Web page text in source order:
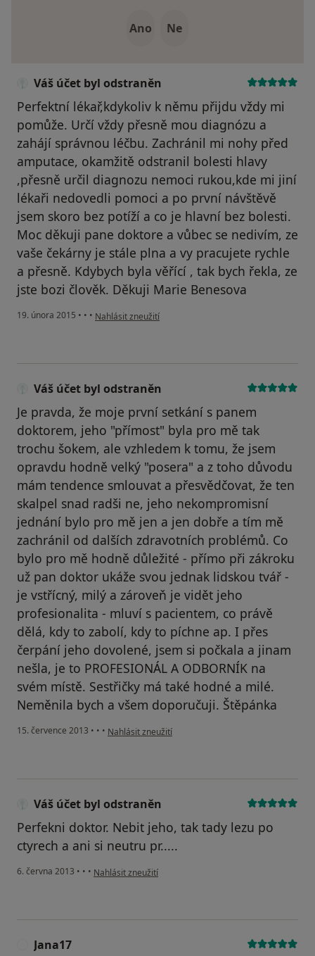
Ano Ne
Váš účet byl odstraněn
Perfektní lékař,kdykoliv k němu přijdu vždy mi
pomůže. Určí vždy přesně mou diagnózu a
zahájí správnou léčbu. Zachránil mi nohy před
amputace, okamžitě odstranil bolesti hlavy
,přesně určil diagnozu nemoci rukou,kde mi jiní
lékaři nedovedli pomoci a po první návštěvě
jsem skoro bez potíží a co je hlavní bez bolesti.
Moc děkuji pane doktore a vůbec se nedivím, ze
vaše čekárny je stále plna a vy pracujete rychle
a přesně. Kdybych byla věřící , tak bych řekla, ze
jste bozi člověk. Děkuji Marie Benesova
19. února 2015 • • • podle názoru uživatele Váš účet byl odstraněn
Nahlásit zneužití
Váš účet byl odstraněn
Je pravda, že moje první setkání s panem
doktorem, jeho "přímost" byla pro mě tak
trochu šokem, ale vzhledem k tomu, že jsem
opravdu hodně velký "posera" a z toho důvodu
mám tendence smlouvat a přesvědčovat, že ten
skalpel snad radši ne, jeho nekompromisní
jednání bylo pro mě jen a jen dobře a tím mě
zachránil od dalších zdravotních problémů. Co
bylo pro mě hodně důležité - přímo při zákroku
už pan doktor ukáže svou jednak lidskou tvář -
je vstřícný, milý a zároveň je vidět jeho
profesionalita - mluví s pacientem, co právě
dělá, kdy to zabolí, kdy to píchne ap. I přes
čerpání jeho dovolené, jsem si počkala a jinam
nešla, je to PROFESIONÁL A ODBORNÍK na
svém místě. Sestřičky má také hodné a milé.
Neměnila bych a všem doporučuji. Štěpánka
15. července 2013 • • • podle názoru uživatele Váš účet byl odstraněn
Nahlásit zneužití
Váš účet byl odstraněn
Perfekni doktor. Nebit jeho, tak tady lezu po
ctyrech a ani si neutru pr.....
6. června 2013 • • • podle názoru uživatele Váš účet byl odstraněn
Nahlásit zneužití
Jana17